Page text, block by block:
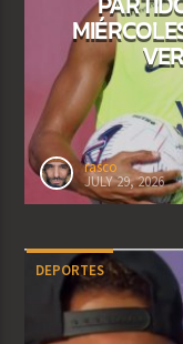
rasco
JULY 29, 2026
DEPORTES